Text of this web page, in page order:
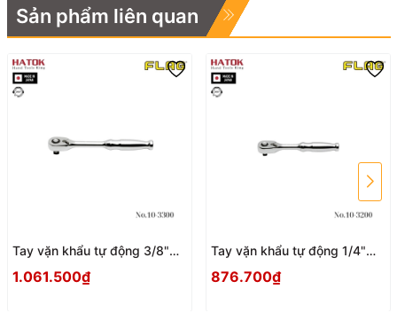
Sản phẩm liên quan
Tay vặn khẩu tự động 3/8"
1.061.500₫
Tay vặn khẩu tự động 1/4"
876.700₫